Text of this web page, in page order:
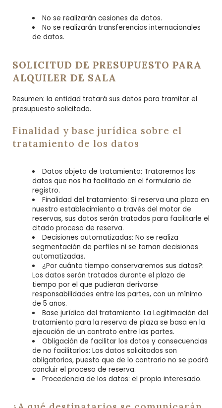
No se realizarán cesiones de datos.
No se realizarán transferencias internacionales
de datos.
SOLICITUD DE PRESUPUESTO PARA
ALQUILER DE SALA
Resumen: la entidad tratará sus datos para tramitar el
presupuesto solicitado.
Finalidad y base jurídica sobre el
tratamiento de los datos
Datos objeto de tratamiento: Trataremos los
datos que nos ha facilitado en el formulario de
registro.
Finalidad del tratamiento: Si reserva una plaza en
nuestro establecimiento a través del motor de
reservas, sus datos serán tratados para facilitarle el
citado proceso de reserva.
Decisiones automatizadas: No se realiza
segmentación de perfiles ni se toman decisiones
automatizadas.
¿Por cuánto tiempo conservaremos sus datos?:
Los datos serán tratados durante el plazo de
tiempo por el que pudieran derivarse
responsabilidades entre las partes, con un mínimo
de 5 años.
Base jurídica del tratamiento: La Legitimación del
tratamiento para la reserva de plaza se basa en la
ejecución de un contrato entre las partes.
Obligación de facilitar los datos y consecuencias
de no facilitarlos: Los datos solicitados son
obligatorios, puesto que de lo contrario no se podrá
concluir el proceso de reserva.
Procedencia de los datos: el propio interesado.